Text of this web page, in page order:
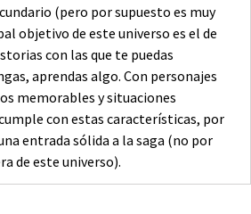
(pero por supuesto es muy
objetivo de este universo es el de
con las que te puedas
aprendas algo. Con personajes
memorables y situaciones
con estas características, por
entrada sólida a la saga (no por
de este universo).